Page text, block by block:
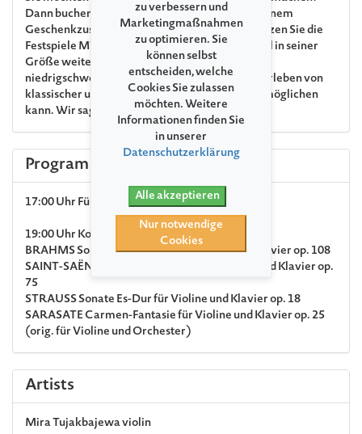
Dann buchen Sie gern Ihr Jubiläumsticket. Mit einem
Geschenkzuschlag von € 15 pro Ticket unterstützen Sie die
Festspiele MV und sorgen dafür, dass das Festival in seiner
Größe weiterhin allen Interessierten einen
niedrigschwelligen Zugang zum einzigartigen Erleben von
klassischer und nicht ganz klassischer Musik ermöglichen
kann. Wir sagen: Herzlichen Dank!
Program
17:00 Uhr Führung durch das Schloss Retzow
19:00 Uhr Konzert
BRAHMSSonate Nr. 3 d-Moll für Violine und Klavier op. 108
SAINT-SAËNS
Sonate Nr. 1 d-Moll für Violine und Klavier op.
75
STRAUSSSonate Es-Dur für Violine und Klavier op. 18
SARASATECarmen-Fantasie für Violine und Klavier op. 25
(orig. für Violine und Orchester)
Artists
Mira Tujakbajewaviolin
zu verbessern und
Marketingmaßnahmen
zu optimieren. Sie
können selbst
entscheiden, welche
Cookies Sie zulassen
möchten. Weitere
Informationen finden Sie
in unserer
Datenschutzerklärung
Alle akzeptieren
Nur notwendige
Cookies